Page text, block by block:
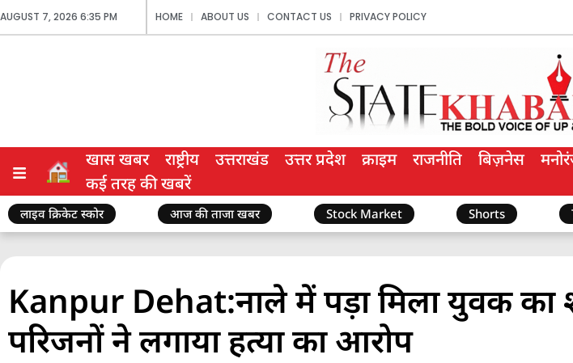
AUGUST 7, 2026 6:35 PM HOME ABOUT US CONTACT US PRIVACY POLICY
खास खबर राष्ट्रीय उत्तराखंड उत्तर प्रदेश क्राइम राजनीति बिज़नेस
कई तरह की खबरें
लाइव क्रिकेट स्कोर आज की ताजा खबर Stock Market Shorts
Kanpur Dehat:नाले में पड़ा मिला युवक का
परिजनों ने लगाया हत्या का आरोप